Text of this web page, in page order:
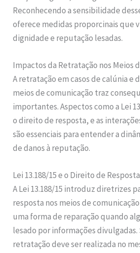
Reconhecendo a sensibilidade
oferece medidas proporcinais que
dignidade e reputação lesadas.
Impactos da Retratação nos Meios
A retratação em casos de calúnia e
meios de comunicação traz
importantes. Aspectos como a Lei
o direito de resposta, e as
são essenciais para entender a
de danos à reputação.
Lei 13.188/15 e o Direito de Resposta
A Lei 13.188/15 introduz diretrizes
resposta nos meios de
uma forma de reparação quando
lesado por informações divulgadas.
retratação deve ser realizada no